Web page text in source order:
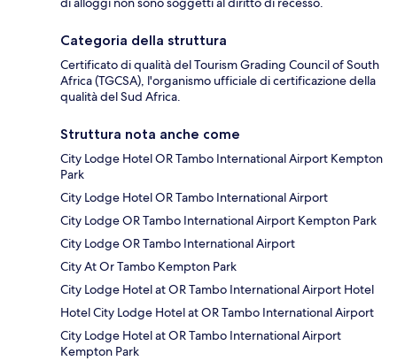
Categoria della struttura
Certificato di qualità del Tourism Grading Council of South
Africa (TGCSA), l'organismo ufficiale di certificazione della
qualità del Sud Africa.
Struttura nota anche come
City Lodge Hotel OR Tambo International Airport Kempton
Park
City Lodge Hotel OR Tambo International Airport
City Lodge OR Tambo International Airport Kempton Park
City Lodge OR Tambo International Airport
City At Or Tambo Kempton Park
City Lodge Hotel at OR Tambo International Airport Hotel
Hotel City Lodge Hotel at OR Tambo International Airport
City Lodge Hotel at OR Tambo International Airport
Kempton Park